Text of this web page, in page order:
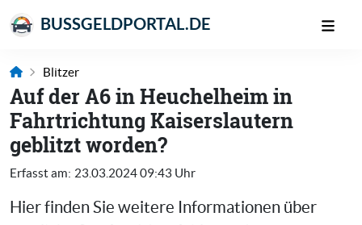
BUSSGELDPORTAL.DE
Blitzer
Auf der A6 in Heuchelheim in
Fahrtrichtung Kaiserslautern
geblitzt worden?
Erfasst am: 23.03.2024 09:43 Uhr
Hier finden Sie weitere Informationen über